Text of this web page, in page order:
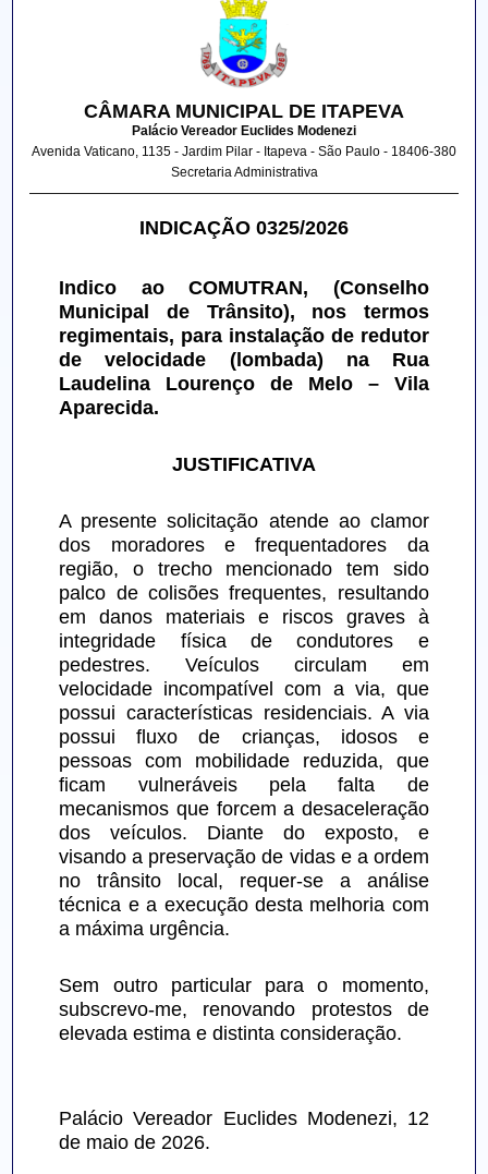
CÂMARA MUNICIPAL DE ITAPEVA
Palácio Vereador Euclides Modenezi
Avenida Vaticano, 1135 - Jardim Pilar - Itapeva - São Paulo - 18406-380
Secretaria Administrativa
INDICAÇÃO 0325/2026
Indico ao COMUTRAN, (Conselho
Municipal de Trânsito), nos termos
regimentais, para instalação de redutor
de velocidade (lombada) na Rua
Laudelina Lourenço de Melo – Vila
Aparecida.
JUSTIFICATIVA
A presente solicitação atende ao clamor
dos moradores e frequentadores da
região, o trecho mencionado tem sido
palco de colisões frequentes, resultando
em danos materiais e riscos graves à
integridade física de condutores e
pedestres. Veículos circulam em
velocidade incompatível com a via, que
possui características residenciais. A via
possui fluxo de crianças, idosos e
pessoas com mobilidade reduzida, que
ficam vulneráveis pela falta de
mecanismos que forcem a desaceleração
dos veículos. Diante do exposto, e
visando a preservação de vidas e a ordem
no trânsito local, requer-se a análise
técnica e a execução desta melhoria com
a máxima urgência.
Sem outro particular para o momento,
subscrevo-me, renovando protestos de
elevada estima e distinta consideração.
Palácio Vereador Euclides Modenezi, 12
de maio de 2026.